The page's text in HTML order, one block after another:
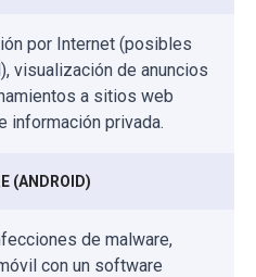
por Internet (posibles
visualización de anuncios
a sitios web
información privada.
(ANDROID)
de malware,
con un software